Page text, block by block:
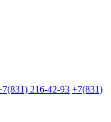
216-42-93 +7(831)